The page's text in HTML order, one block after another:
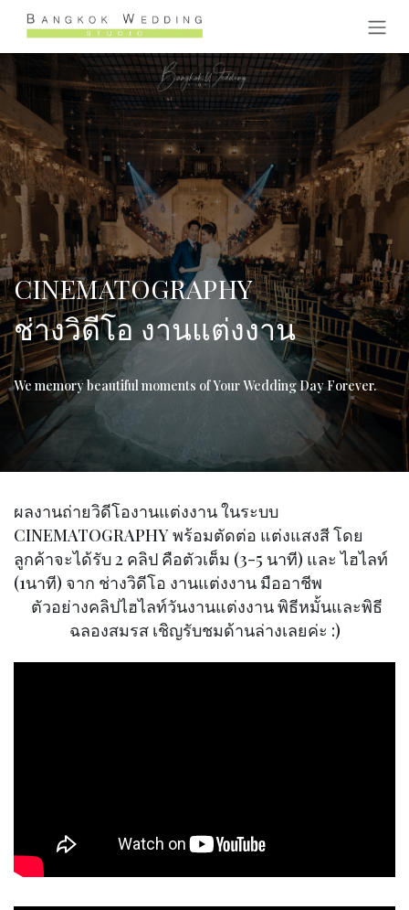
Skip to Content
CINEMATOGRAPHY
ช่างวิดีโอ งานแต่งงาน
We memory beautiful moments of Your Wedding Day Forever.
ผลงานถ่ายวิดีโองานแต่งงาน ในระบบ
CINEMATOGRAPHY พร้อมตัดต่อ แต่งแสงสี โดย
ลูกค้าจะได้รับ 2 คลิป คือตัวเต็ม (3-5 นาที) และ ไฮไลท์
(1นาที) จาก ช่างวิดีโอ งานแต่งงาน มืออาชีพ
ตัวอย่างคลิปไฮไลท์วันงานแต่งงาน พิธีหมั้นและพิธี
ฉลองสมรส เชิญรับชมด้านล่างเลยค่ะ :)